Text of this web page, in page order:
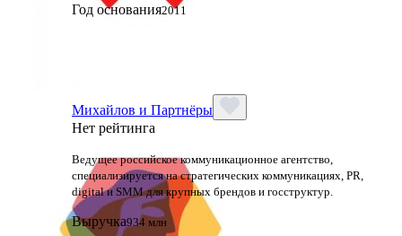
Год основания2011
Михайлов и Партнёры
Нет рейтинга
Ведущее российское коммуникационное агентство,
специализируется на стратегических коммуникациях, PR,
digital и SMM для крупных брендов и госструктур.
Выручка934 млн